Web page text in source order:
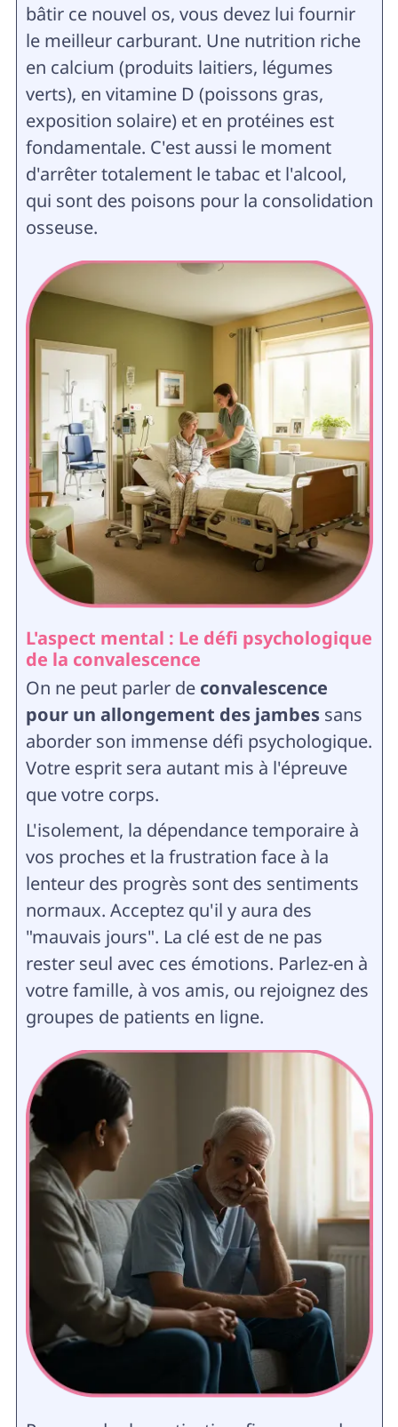
bâtir ce nouvel os, vous devez lui fournir
le meilleur carburant. Une nutrition riche
en calcium (produits laitiers, légumes
verts), en vitamine D (poissons gras,
exposition solaire) et en protéines est
fondamentale. C'est aussi le moment
d'arrêter totalement le tabac et l'alcool,
qui sont des poisons pour la consolidation
osseuse.
L'aspect mental : Le défi psychologique
de la convalescence
On ne peut parler de convalescence
pour un allongement des jambessans
aborder son immense défi psychologique.
Votre esprit sera autant mis à l'épreuve
que votre corps.
L'isolement, la dépendance temporaire à
vos proches et la frustration face à la
lenteur des progrès sont des sentiments
normaux. Acceptez qu'il y aura des
"mauvais jours". La clé est de ne pas
rester seul avec ces émotions. Parlez-en à
votre famille, à vos amis, ou rejoignez des
groupes de patients en ligne.